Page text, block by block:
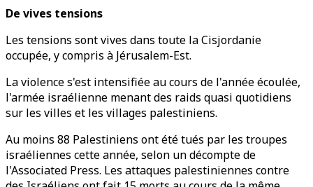
De vives tensions
Les tensions sont vives dans toute la Cisjordanie
occupée, y compris à Jérusalem-Est.
La violence s'est intensifiée au cours de l'année écoulée,
l'armée israélienne menant des raids quasi quotidiens
sur les villes et les villages palestiniens.
Au moins 88 Palestiniens ont été tués par les troupes
israéliennes cette année, selon un décompte de
l'Associated Press. Les attaques palestiniennes contre